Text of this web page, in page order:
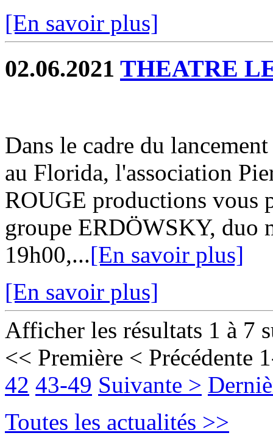
[En savoir plus]
02.06.2021 THEATRE
Dans le cadre du
au Florida, l'association
ROUGE productions vous
groupe ERDÖWSKY, duo
19h00,...[En savoir plus]
[En savoir plus]
Afficher les résultats 1 à 7
<< Première < Précédente
42 43-49 Suivante >
Toutes les actualités >>